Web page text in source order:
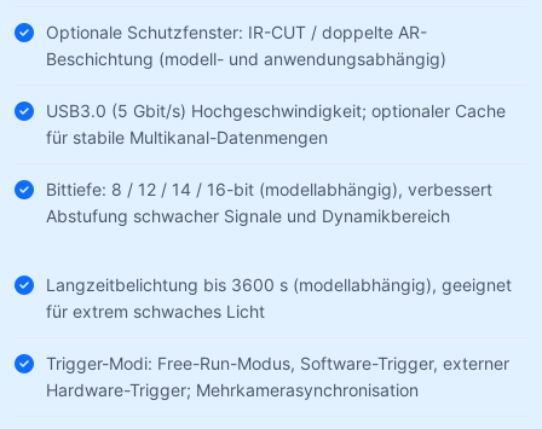
Optionale Schutzfenster: IR-CUT / doppelte AR-
Beschichtung (modell- und anwendungsabhängig)
USB3.0 (5 Gbit/s) Hochgeschwindigkeit; optionaler Cache
für stabile Multikanal-Datenmengen
Bittiefe: 8 / 12 / 14 / 16-bit (modellabhängig), verbessert
Abstufung schwacher Signale und Dynamikbereich
Langzeitbelichtung bis 3600 s (modellabhängig), geeignet
für extrem schwaches Licht
Trigger-Modi: Free-Run-Modus, Software-Trigger, externer
Hardware-Trigger; Mehrkamerasynchronisation